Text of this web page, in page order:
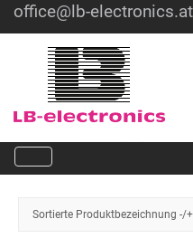
office@lb-electronics.at
Sortierte Produktbezeichnung -/+